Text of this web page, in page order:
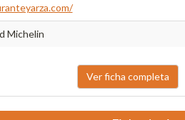
Michelin
Ver ficha completa